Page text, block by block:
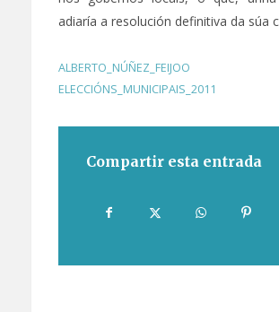
adiaría a resolución definitiva da súa
ALBERTO_NÚÑEZ_FEIJOO
ELECCIÓNS_MUNICIPAIS_2011
Compartir esta entrada